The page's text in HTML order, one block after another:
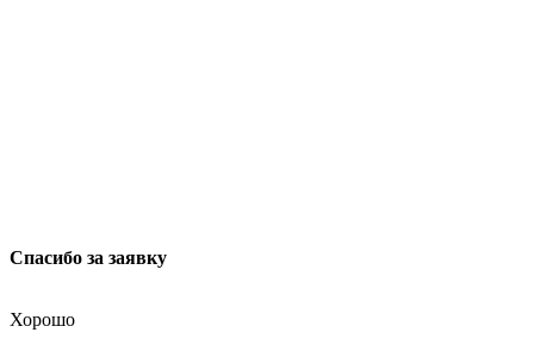
Спасибо за заявку
Хорошо